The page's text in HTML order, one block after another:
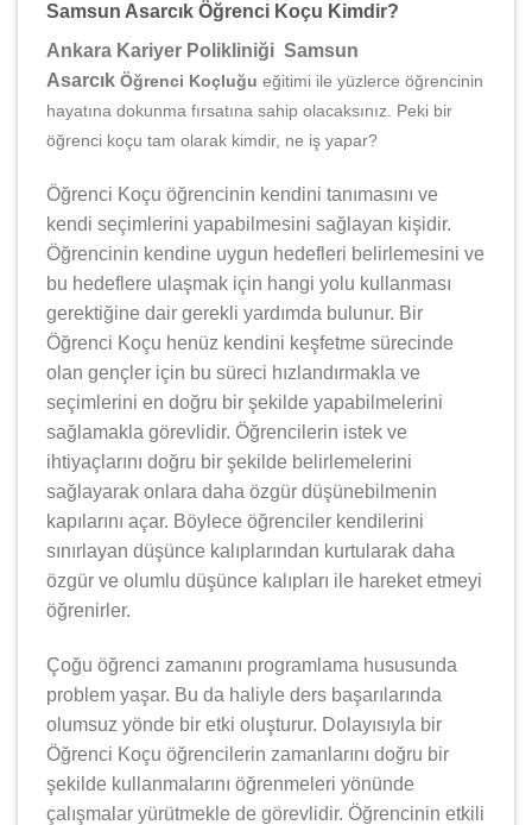
Samsun Asarcık Öğrenci Koçu Kimdir?
Ankara Kariyer Polikliniği Samsun
Asarcık Öğrenci Koçluğu eğitimi ile yüzlerce öğrencinin
hayatına dokunma fırsatına sahip olacaksınız. Peki bir
öğrenci koçu tam olarak kimdir, ne iş yapar?
Öğrenci Koçu öğrencinin kendini tanımasını ve
kendi seçimlerini yapabilmesini sağlayan kişidir.
Öğrencinin kendine uygun hedefleri belirlemesini ve
bu hedeflere ulaşmak için hangi yolu kullanması
gerektiğine dair gerekli yardımda bulunur. Bir
Öğrenci Koçu henüz kendini keşfetme sürecinde
olan gençler için bu süreci hızlandırmakla ve
seçimlerini en doğru bir şekilde yapabilmelerini
sağlamakla görevlidir. Öğrencilerin istek ve
ihtiyaçlarını doğru bir şekilde belirlemelerini
sağlayarak onlara daha özgür düşünebilmenin
kapılarını açar. Böylece öğrenciler kendilerini
sınırlayan düşünce kalıplarından kurtularak daha
özgür ve olumlu düşünce kalıpları ile hareket etmeyi
öğrenirler.
Çoğu öğrenci zamanını programlama hususunda
problem yaşar. Bu da haliyle ders başarılarında
olumsuz yönde bir etki oluşturur. Dolayısıyla bir
Öğrenci Koçu öğrencilerin zamanlarını doğru bir
şekilde kullanmalarını öğrenmeleri yönünde
çalışmalar yürütmekle de görevlidir. Öğrencinin etkili